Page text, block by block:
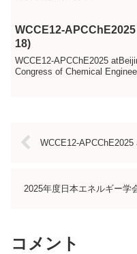
WCCE12-
18)
WCCE12-APCChE2025
Congress of Chemical
WCCE12-APCChE2025
2025年度日本エネルギー学
コメント